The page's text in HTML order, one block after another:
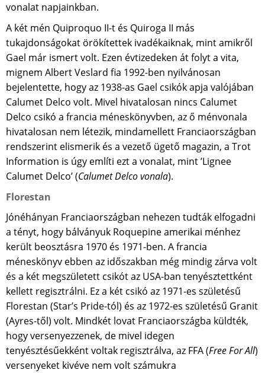
vonalat napjainkban.
A két mén Quiproquo II-t és Quiroga II más
tukajdonságokat örökítettek ivadékaiknak, mint amikről
Gael már ismert volt. Ezen évtizedeken át folyt a vita,
mignem Albert Veslard fia 1992-ben nyilvánosan
bejelentette, hogy az 1938-as Gael csikók apja valójában
Calumet Delco volt. Mivel hivatalosan nincs Calumet
Delco csikó a francia méneskönyvben, az ő ménvonala
hivatalosan nem létezik, mindamellett Franciaországban
rendszerint elismerik és a vezető ügető magazin, a Trot
Information is úgy említi ezt a vonalat, mint ’Lignee
Calumet Delco’ (Calumet Delco vonala).
Florestan
Jónéhányan Franciaországban nehezen tudták elfogadni
a tényt, hogy bálványuk Roquepine amerikai ménhez
került beosztásra 1970 és 1971-ben. A francia
méneskönyv ebben az időszakban még mindig zárva volt
és a két megszületett csikót az USA-ban tenyésztettként
kellett regisztrálni. Ez a két csikó az 1971-es születésű
Florestan (Star’s Pride-tól) és az 1972-es születésű Granit
(Ayres-től) volt. Mindkét lovat Franciaországba küldték,
hogy versenyezzenek, de mivel idegen
tenyésztésűekként voltak regisztrálva, az FFA (Free For All)
versenyeket kivéve nem volt számukra